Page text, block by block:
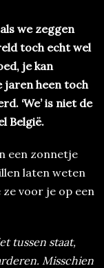
we zeggen
toch echt wel
je kan
jaren heen toch
‘We’ is niet de
België.
een zonnetje
laten weten
voor je op een
tussen staat,
Misschien